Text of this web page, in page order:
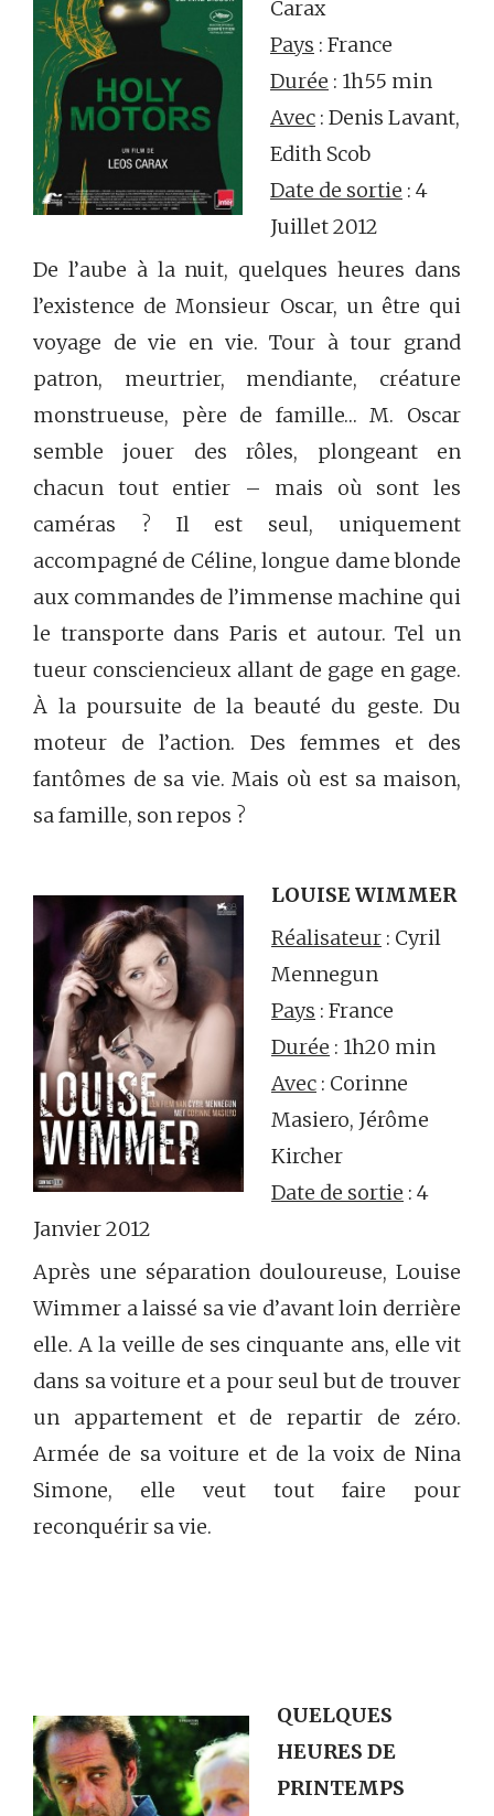
Carax
Pays : France
Durée : 1h55 min
Avec : Denis Lavant,
Edith Scob
Date de sortie : 4
Juillet 2012
De l’aube à la nuit, quelques heures dans
l’existence de Monsieur Oscar, un être qui
voyage de vie en vie. Tour à tour grand
patron, meurtrier, mendiante, créature
monstrueuse, père de famille… M. Oscar
semble jouer des rôles, plongeant en
chacun tout entier – mais où sont les
caméras ? Il est seul, uniquement
accompagné de Céline, longue dame blonde
aux commandes de l’immense machine qui
le transporte dans Paris et autour. Tel un
tueur consciencieux allant de gage en gage.
À la poursuite de la beauté du geste. Du
moteur de l’action. Des femmes et des
fantômes de sa vie. Mais où est sa maison,
sa famille, son repos ?
LOUISE WIMMER
Réalisateur : Cyril
Mennegun
Pays : France
Durée : 1h20 min
Avec : Corinne
Masiero, Jérôme
Kircher
Date de sortie : 4
Janvier 2012
Après une séparation douloureuse, Louise
Wimmer a laissé sa vie d’avant loin derrière
elle. A la veille de ses cinquante ans, elle vit
dans sa voiture et a pour seul but de trouver
un appartement et de repartir de zéro.
Armée de sa voiture et de la voix de Nina
Simone, elle veut tout faire pour
reconquérir sa vie.
QUELQUES
HEURES DE
PRINTEMPS